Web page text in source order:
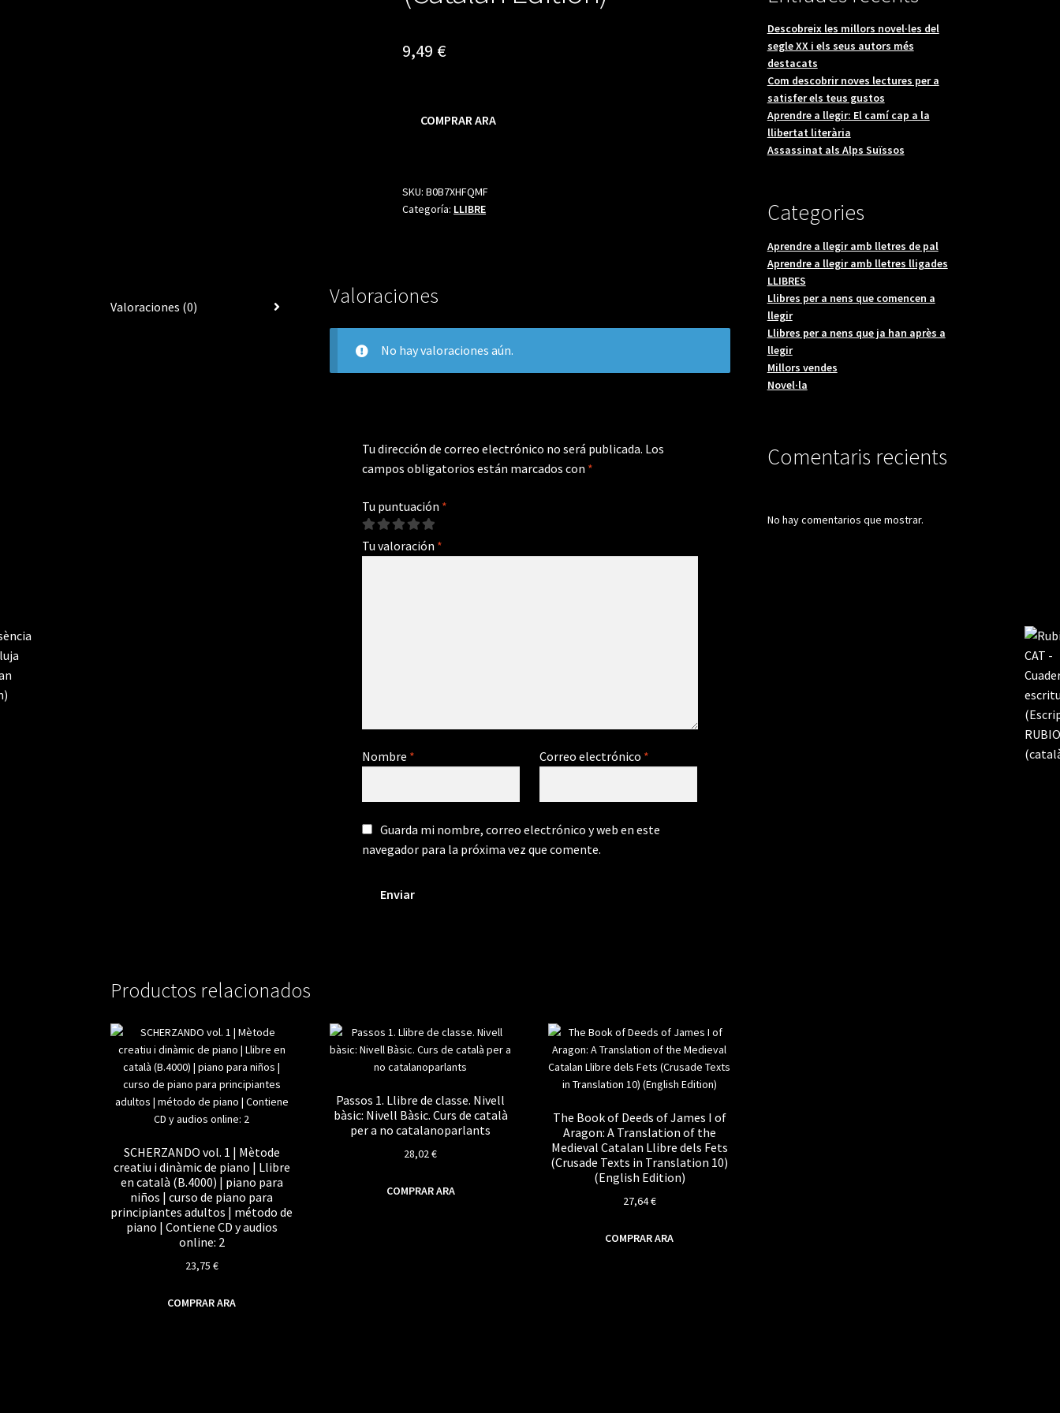
9,49 €
COMPRAR ARA
SKU:B0B7XHFQMF
Categoría: LLIBRE
Valoraciones (0) Valoraciones
No hay valoraciones aún.
Tu dirección de correo electrónico no será publicada. Los
campos obligatorios están marcados con *
Tu puntuación *
Tu valoración *
Nombre * Correo electrónico *
Guarda mi nombre, correo electrónico y web en este
navegador para la próxima vez que comente.
Productos relacionados
SCHERZANDO vol. 1 | Mètode
creatiu i dinàmic de piano | Llibre
en català (B.4000) | piano para
niños | curso de piano para
principiantes adultos | método de
piano | Contiene CD y audios
online: 2
23,75 €
COMPRAR ARA
Passos 1. Llibre de classe. Nivell
bàsic: Nivell Bàsic. Curs de català
per a no catalanoparlants
28,02€
COMPRAR ARA
The Book of Deeds of James I of
Aragon: A Translation of the
Medieval Catalan Llibre dels Fets
(Crusade Texts in Translation 10)
(English Edition)
27,64€
COMPRAR ARA
Descobreix les millors novel·les del
segle XX i els seus autors més
destacats
Com descobrir noves lectures per a
satisfer els teus gustos
Aprendre a llegir: El camí cap a la
llibertat literària
Assassinat als Alps Suïssos
Categories
Aprendre a llegir amb lletres de pal
Aprendre a llegir amb lletres lligades
LLIBRES
Llibres per a nens que comencen a
llegir
Llibres per a nens que ja han après a
llegir
Millors vendes
Novel·la
Comentaris recients
No hay comentarios que mostrar.